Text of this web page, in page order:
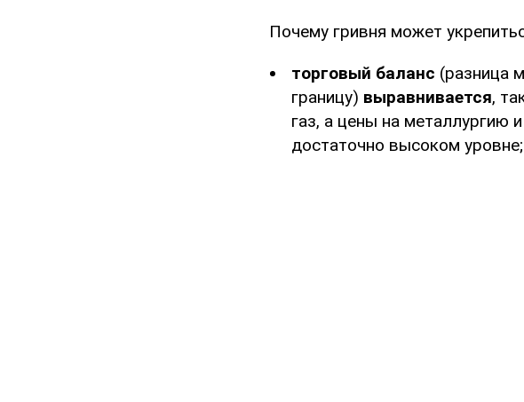
Почему гривня может
торговый баланс (разница
границу) выравнивается,
газ, а цены на металлургию
достаточно высоком уровне;